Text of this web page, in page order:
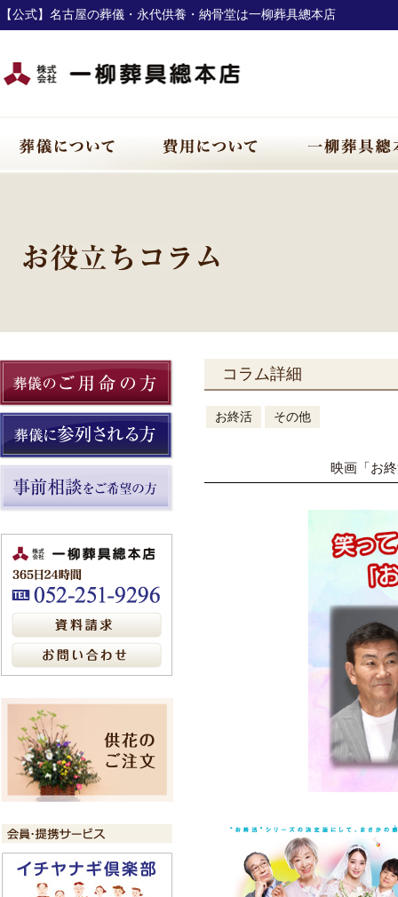
【公式】名古屋の葬儀・永代供養・納骨堂は一柳葬具總本店
コラム詳細
お終活 その他
映画「お